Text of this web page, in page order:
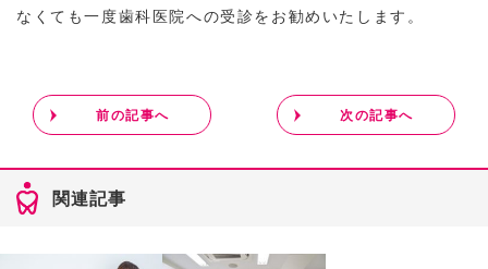
なくても一度歯科医院への受診をお勧めいたします。
前の記事へ 次の記事へ
関連記事